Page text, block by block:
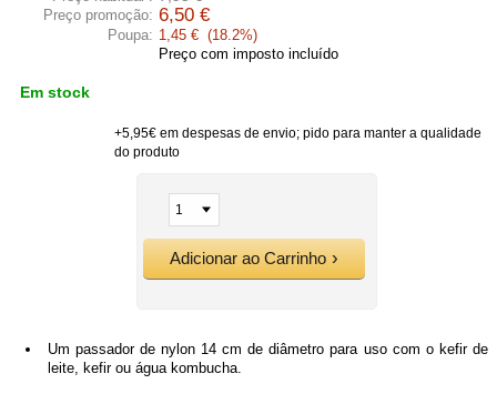
Preço promoção: 6,50 €
Poupa: 1,45 € (18.2%)
Preço com imposto incluído
Em stock
+5,95€ em despesas de envio; pido para manter a qualidade
do produto
Adicionar ao Carrinho
Um passador de nylon 14 cm de diâmetro para uso com o kefir de
leite, kefir ou água kombucha.